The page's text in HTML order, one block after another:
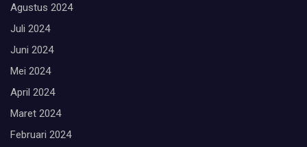
Agustus 2024
Juli 2024
Juni 2024
Mei 2024
April 2024
Maret 2024
Februari 2024